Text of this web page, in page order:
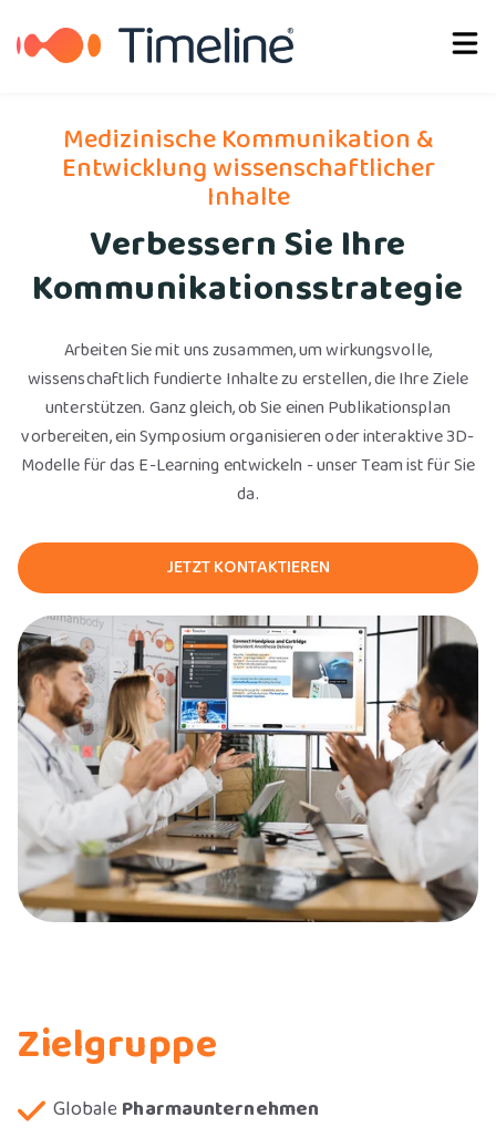
Deutsch
Medizinische Kommunikation &
Entwicklung wissenschaftlicher
Inhalte
Verbessern Sie Ihre
Kommunikationsstrategie
Arbeiten Sie mit uns zusammen, um wirkungsvolle,
wissenschaftlich fundierte Inhalte zu erstellen, die Ihre Ziele
unterstützen. Ganz gleich, ob Sie einen Publikationsplan
vorbereiten, ein Symposium organisieren oder interaktive 3D-
Modelle für das E-Learning entwickeln - unser Team ist für Sie
da.
JETZT KONTAKTIEREN
Zielgruppe
Globale Pharmaunternehmen